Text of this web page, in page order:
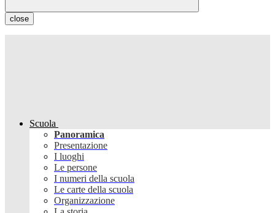
close
Scuola
Panoramica
Presentazione
I luoghi
Le persone
I numeri della scuola
Le carte della scuola
Organizzazione